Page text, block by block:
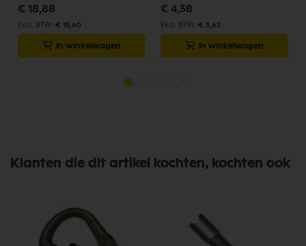
€ 18,88
€ 15,60
In winkelwagen
€ 4,38
€ 3,62
In winkelwagen
Klanten die dit artikel kochten, kochten ook